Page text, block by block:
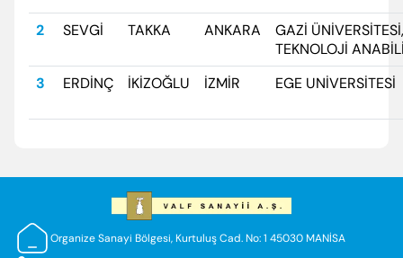
2 SEVGİ TAKKA ANKARA
GAZİ
TEKNOLOJİ
3
ERDİNÇ İKİZOĞLU İZMİR EGE UNİVERSİTESİ
Organize Sanayi Bölgesi, Kurtuluş Cad. No: 1 45030 MANİSA